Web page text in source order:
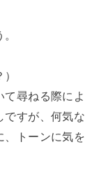
て尋ねる際によ
ですが、何気な
、トーンに気を